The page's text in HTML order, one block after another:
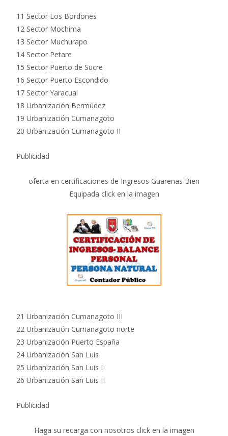
11 Sector Los Bordones
12 Sector Mochima
13 Sector Muchurapo
14 Sector Petare
15 Sector Puerto de Sucre
16 Sector Puerto Escondido
17 Sector Yaracual
18 Urbanización Bermúdez
19 Urbanización Cumanagoto
20 Urbanización Cumanagoto II
Publicidad
oferta en certificaciones de Ingresos Guarenas Bien
Equipada click en la imagen
21 Urbanización Cumanagoto III
22 Urbanización Cumanagoto norte
23 Urbanización Puerto España
24 Urbanización San Luis
25 Urbanización San Luis I
26 Urbanización San Luis II
Publicidad
Haga su recarga con nosotros click en la imagen